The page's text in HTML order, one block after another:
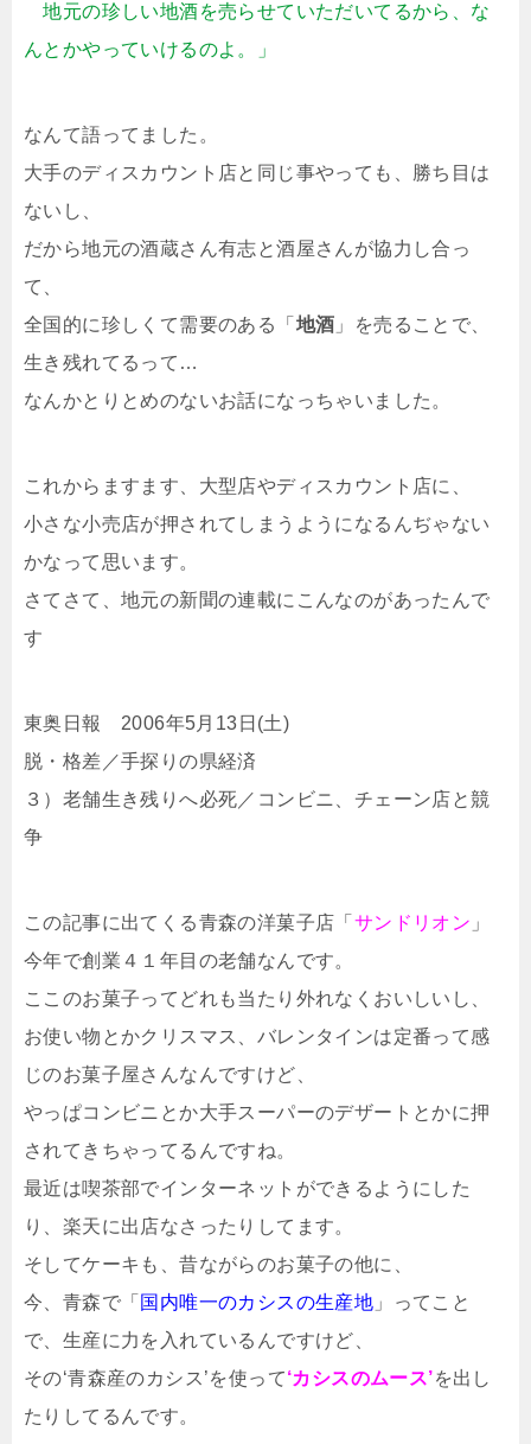
地元の珍しい地酒を売らせていただいてるから、な
んとかやっていけるのよ。」
なんて語ってました。
大手のディスカウント店と同じ事やっても、勝ち目は
ないし、
だから地元の酒蔵さん有志と酒屋さんが協力し合っ
て、
全国的に珍しくて需要のある「 地酒 」を売ることで、
生き残れてるって…
なんかとりとめのないお話になっちゃいました。
これからますます、大型店やディスカウント店に、
小さな小売店が押されてしまうようになるんぢゃない
かなって思います。
さてさて、地元の新聞の連載にこんなのがあったんで
す
東奥日報 2006年5月13日(土)
脱・格差／手探りの県経済
３）老舗生き残りへ必死／コンビニ、チェーン店と競
争
この記事に出てくる青森の洋菓子店「 サンドリオン 」
今年で創業４１年目の老舗なんです。
ここのお菓子ってどれも当たり外れなくおいしいし、
お使い物とかクリスマス、バレンタインは定番って感
じのお菓子屋さんなんですけど、
やっぱコンビニとか大手スーパーのデザートとかに押
されてきちゃってるんですね。
最近は喫茶部でインターネットができるようにした
り、楽天に出店なさったりしてます。
そしてケーキも、昔ながらのお菓子の他に、
今、青森で「 国内唯一のカシスの生産地 」ってこと
で、生産に力を入れているんですけど、
その‘青森産のカシス’を使って‘カシスのムース’を出し
たりしてるんです。